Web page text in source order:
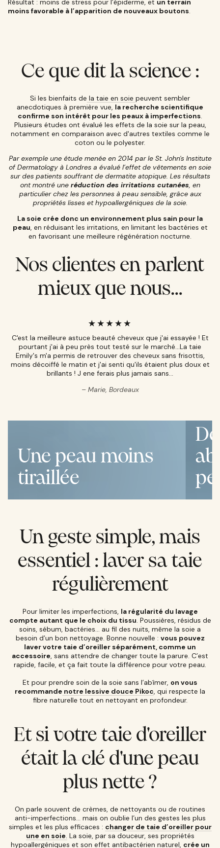
moins favorable à l’apparition de nouveaux boutons
Ce que dit la science :
Si les bienfaits de la taie en soie peuvent sembler
anecdotiques à première vue, la recherche scientifique
confirme son intérêt pour les peaux à imperfections
Plusieurs études ont évalué les effets de la soie sur la peau,
notamment en comparaison avec d'autres textiles comme le
coton ou le polyester.
Par exemple une étude menée en 2014 par le St. John's Institute
of Dermatology à Londres a évalué l’effet de vêtements en soie
sur des patients souffrant de dermatite atopique. Les résultats
ont montré une réduction des irritations cutanées , en
particulier chez les personnes à peau sensible, grâce aux
propriétés lisses et hypoallergéniques de la soie.
La soie crée donc un environnement plus sain pour la
peau , en réduisant les irritations, en limitant les bactéries et
en favorisant une meilleure régénération nocturne.
Nos clientes en parlent
mieux que nous...
C'est la meilleure astuce beauté cheveux que j'ai essayée ! Et
pourtant j'ai à peu près tout testé sur le marché...La taie
Emily's m'a permis de retrouver des cheveux sans frisottis,
moins décoiffé le matin et j'ai senti qu'ils étaient plus doux et
brillants ! J ene ferais plus jamais sans...
Marie, Bordeaux
Une peau moins
tiraillée
Un geste simple, mais
essentiel : laver sa taie
régulièrement
Pour limiter les imperfections, la régularité du lavage
compte autant que le choix du tissu . Poussières, résidus de
soins, sébum, bactéries… au fil des nuits, même la soie a
besoin d’un bon nettoyage. Bonne nouvelle : vous pouvez
laver votre taie d’oreiller séparément, comme un
accessoire , sans attendre de changer toute la parure. C’est
rapide, facile, et ça fait toute la différence pour votre peau.
Et pour prendre soin de la soie sans l’abîmer, on vous
recommande notre lessive douce Pikoc , qui respecte la
fibre naturelle tout en nettoyant en profondeur.
Et si votre taie d'oreiller
était la clé d'une peau
plus nette ?
On parle souvent de crèmes, de nettoyants ou de routines
anti-imperfections… mais on oublie l’un des gestes les plus
simples et les plus efficaces : changer de taie d’oreiller pour
une en soie La soie, par sa douceur, ses propriétés
hypoallergéniques et son effet antibactérien naturel, crée un